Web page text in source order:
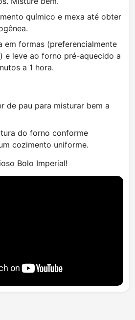
químico e mexa até obter
em formas (preferencialmente
e leve ao forno pré-aquecido a
a 1 hora.
de pau para misturar bem a
do forno conforme
cozimento uniforme.
Bolo Imperial!